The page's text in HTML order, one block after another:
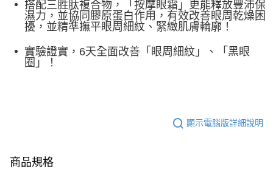
搭配三胜肽複合物，「按摩眼霜」更能釋放豐沛保
濕力，並協同膠原蛋白作用，有效改善眼周乾燥困
擾，並精準撫平眼周細紋、緊緻肌膚輪廓！
實驗證實，6天全面改善「眼周細紋」、「黑眼
圈」！
顯示電腦版詳細說明
商品規格